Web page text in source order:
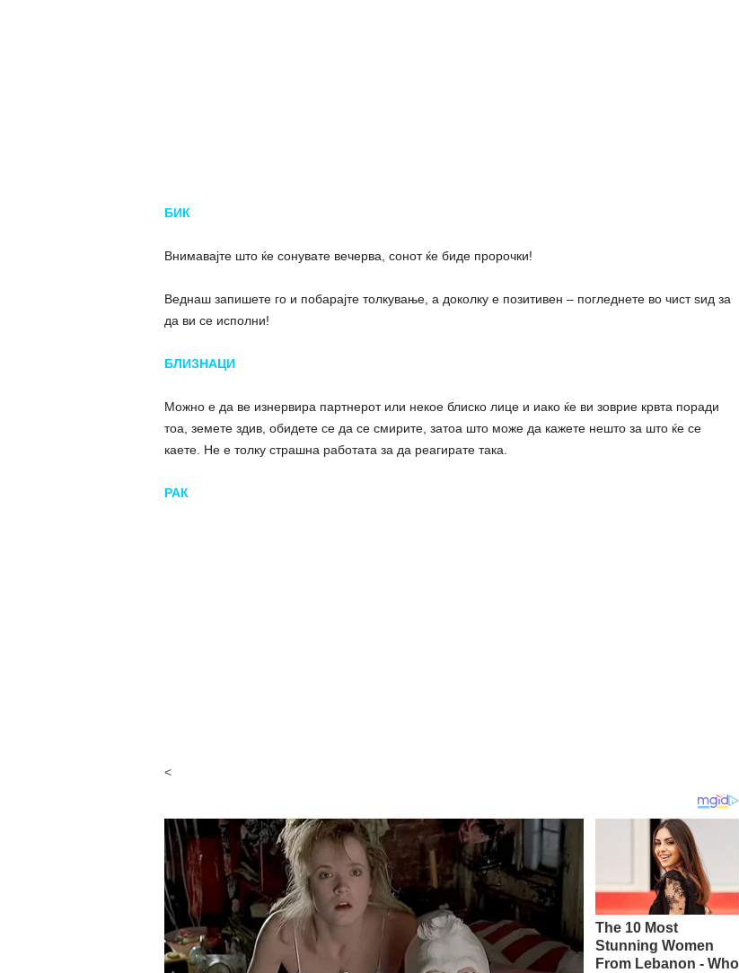
БИК
Внимавајте што ќе сонувате вечерва, сонот ќе биде пророчки!
Веднаш запишете го и побарајте толкување, а доколку е позитивен – погледнете во чист ѕид за
да ви се исполни!
БЛИЗНАЦИ
Можно е да ве изнервира партнерот или некое блиско лице и иако ќе ви зоврие крвта поради
тоа, земете здив, обидете се да се смирите, затоа што може да кажете нешто за што ќе се
каете. Не е толку страшна работата за да реагирате така.
РАК
<